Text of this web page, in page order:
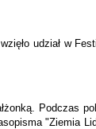
udział w
Podczas
"Ziemia